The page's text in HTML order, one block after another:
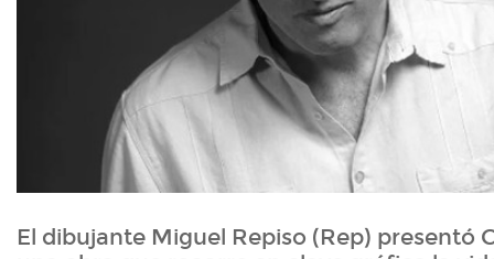
El dibujante Miguel Repiso (Rep) presentó